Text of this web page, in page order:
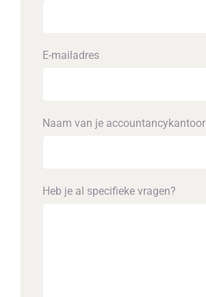
E-mailadres
Naam van je accounta­ncykantoor
Heb je al specifieke vragen?